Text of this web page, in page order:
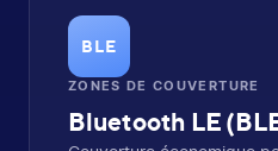
BLE
ZONES DE COUVERTURE
Bluetooth LE